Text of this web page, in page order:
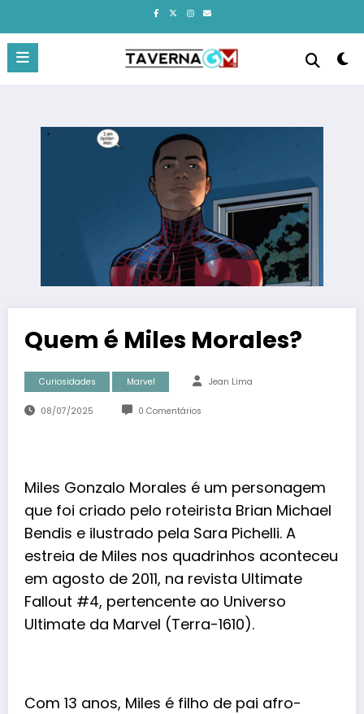
o
conteúdo
Quem é Miles Morales?
Curiosidades Marvel Jean Lima
08/07/2025 0 Comentários
Miles Gonzalo Morales é um personagem
que foi criado pelo roteirista Brian Michael
Bendis e ilustrado pela Sara Pichelli. A
estreia de Miles nos quadrinhos aconteceu
em agosto de 2011, na revista Ultimate
Fallout #4, pertencente ao Universo
Ultimate da Marvel (Terra-1610).
Com 13 anos, Miles é filho de pai afro-